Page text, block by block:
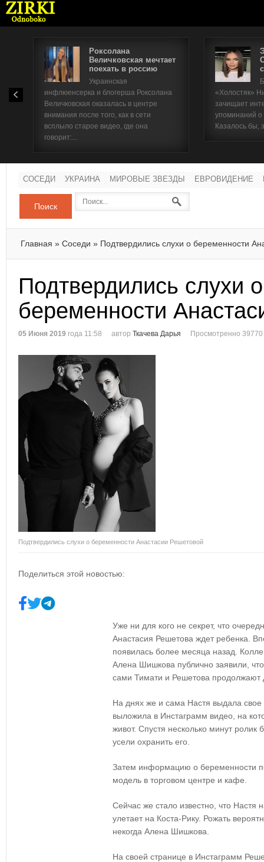
Роксолана
Величковская мечтает
поехать в россию
Украинская
инфлюенсерка и блогерша Роксолана
Величковская оказалась в центре
внимания после того, как в сети
всплыло старое видео, где она
говорит:...
«Холостяк»
зачищает
упоминаний
Казалось бы,
СОСЕДИ УКРАИНА МИРОВЫЕ ЗВЕЗДЫ ЕВРОВИДЕНИЕ
Поиск
Главная » Соседи » Подтвердились слухи о беременности
Подтвердились слухи о
беременности
05 Июня 2019 года 11:58 автор Ткачева Дарья Просмотренно 39770
Подтвердились слухи о беременности Анастасии Решетовой
Поделиться этой новостью:
Уже ни для кого не секрет, что
Анастасия Решетова ждет ребенка.
появилась более месяца назад.
Алена Шишкова публично заявили,
сами Тимати и Решетова продолжают
На днях же и сама Настя выдала
выложила в Инстаграмм видео, на
живот. Спустя несколько минут
усели охранить его.
Затем информацию о беременности
модель в торговом центре и кафе.
Сейчас же стало известно, что Настя
улетает на Коста-Рику. Рожать
некогда Алена Шишкова.
На своей странице в Инстаграмм
Имя